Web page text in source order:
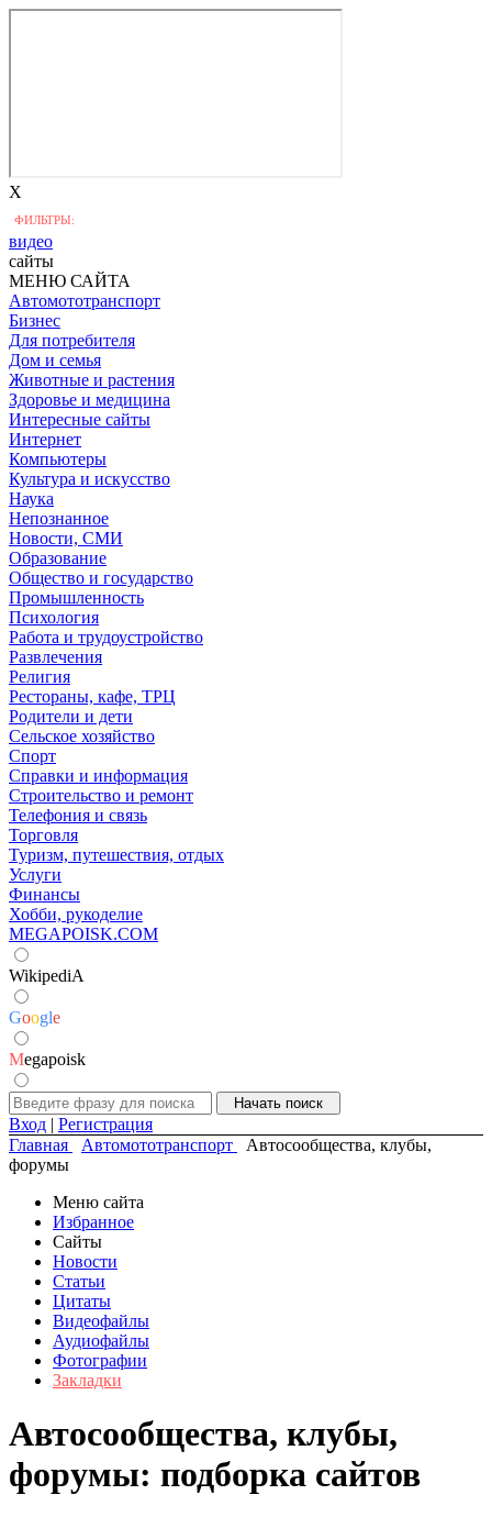
X
ФИЛЬТРЫ:
видео
сайты
МЕНЮ САЙТА
Автомототранспорт
Бизнес
Для потребителя
Дом и семья
Животные и растения
Здоровье и медицина
Интересные сайты
Интернет
Компьютеры
Культура и искусство
Наука
Непознанное
Новости, СМИ
Образование
Общество и государство
Промышленность
Психология
Работа и трудоустройство
Развлечения
Религия
Рестораны, кафе, ТРЦ
Родители и дети
Сельское хозяйство
Спорт
Справки и информация
Строительство и ремонт
Телефония и связь
Торговля
Туризм, путешествия, отдых
Услуги
Финансы
Хобби, рукоделие
MEGAPOISK.COM
WikipediA
Google
Megapoisk
Вход | Регистрация
Главная
Автомототранспорт
Автосообщества, клубы,
форумы
Меню сайта
Избранное
Сайты
Новости
Статьи
Цитаты
Видеофайлы
Аудиофайлы
Фотографии
Закладки
Автосообщества, клубы,
форумы: подборка сайтов